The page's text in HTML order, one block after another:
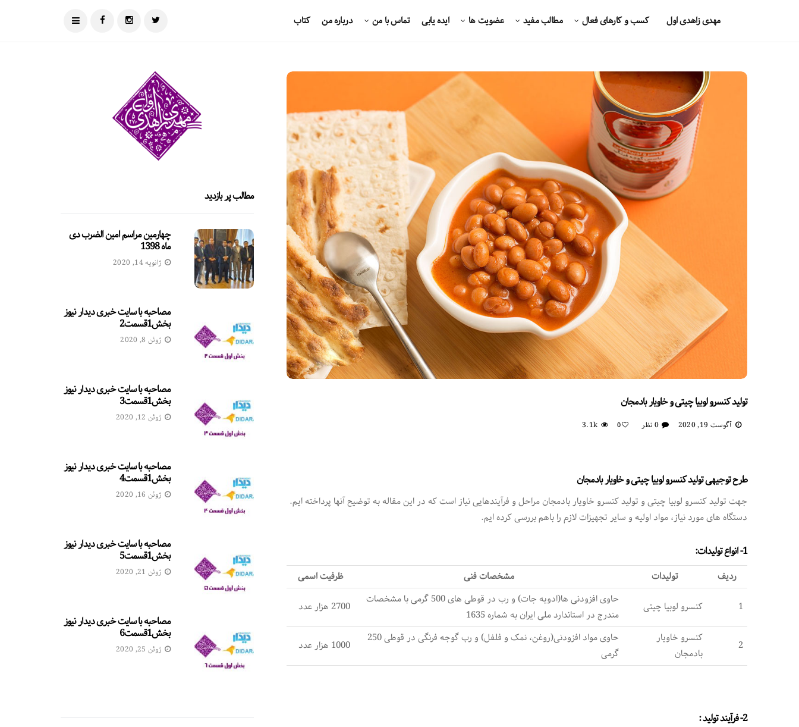
مهدی زاهدی اول کسب و کارهای فعال مطالب مفید عضویت ها ایده یابی تماس با من درباره من کتاب
تولید کنسرو لوبیا چیتی و خاویار بادمجان
آگوست 19, 2020 0 نظر 0
3.1k
طرح توجیهی تولید کنسرو لوبیا چیتی و خاویار بادمجان
جهت تولید کنسرو لوبیا چیتی و تولید کنسرو خاویار بادمجان مراحل و فرآیندهایی نیاز است که در این مقاله به توضیح آنها پرداخته ایم.
دستگاه های مورد نیاز، مواد اولیه و سایر تجهیزات لازم را باهم بررسی کرده ایم.
1- انواع تولیدات:
ردیف تولیدات مشخصات فنی
ظرفیت اسمی
1
کنسرو لوبیا چیتی
حاوی افزودنی ها(ادویه جات) و رب در قوطی های 500 گرمی با مشخصات
مندرج در استاندارد ملی ایران به شماره 1635
2700 هزار عدد
2
کنسرو خاویار
بادمجان
حاوی مواد افزودنی(روغن، نمک و فلفل) و رب گوجه فرنگی در قوطی 250
گرمی
1000 هزار عدد
2- فرآیند تولید :
مطالب پر بازدید
چهارمین مراسم امین الضرب دی
ماه 1398
ژانویه 14, 2020
مصاحبه با سایت خبری دیدار نیوز
بخش1قسمت2
ژوئن 8, 2020
مصاحبه با سایت خبری دیدار نیوز
بخش1قسمت3
ژوئن 12, 2020
مصاحبه با سایت خبری دیدار نیوز
بخش1قسمت4
ژوئن 16, 2020
مصاحبه با سایت خبری دیدار نیوز
بخش1قسمت5
ژوئن 21, 2020
مصاحبه با سایت خبری دیدار نیوز
بخش1قسمت6
ژوئن 25, 2020